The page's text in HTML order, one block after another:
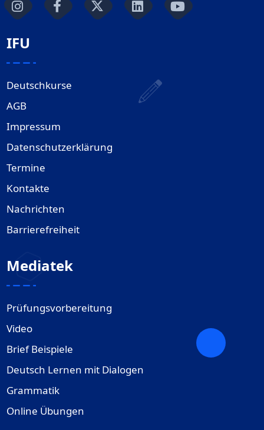
IFU
Deutschkurse
AGB
Impressum
Datenschutzerklärung
Termine
Kontakte
Nachrichten
Barrierefreiheit
Mediatek
Prüfungsvorbereitung
Video
Brief Beispiele
Deutsch Lernen mit Dialogen
Grammatik
Online Übungen